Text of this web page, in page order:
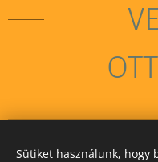
Sütiket használunk, hogy